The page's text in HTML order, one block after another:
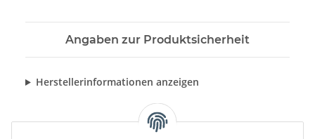
Angaben zur Produktsicherheit
Herstellerinformationen anzeigen